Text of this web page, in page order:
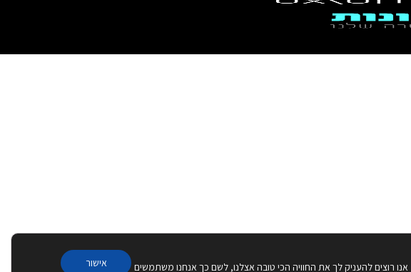
אנו רוצים להעניק לך את החוויה הכי טובה אצלנו, לשם כך אנחנו משתמשים אישור